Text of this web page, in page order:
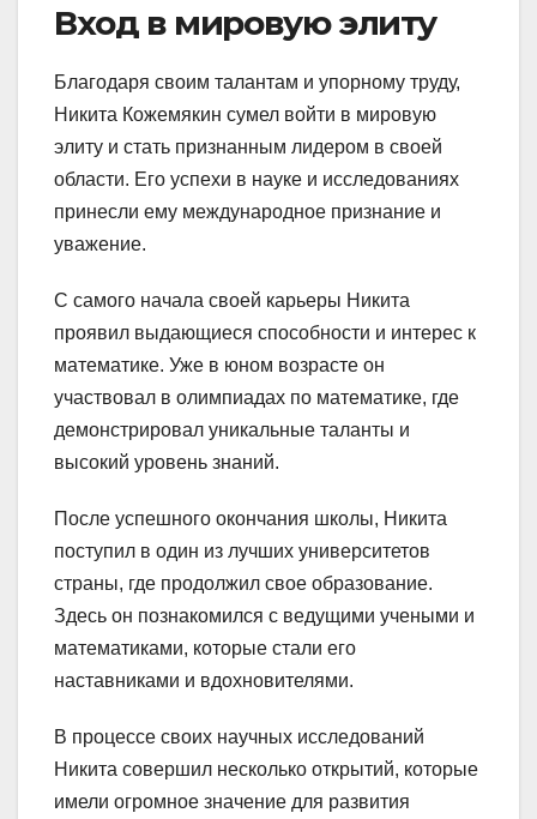
Вход в мировую элиту
Благодаря своим талантам и упорному труду,
Никита Кожемякин сумел войти в мировую
элиту и стать признанным лидером в своей
области. Его успехи в науке и исследованиях
принесли ему международное признание и
уважение.
С самого начала своей карьеры Никита
проявил выдающиеся способности и интерес к
математике. Уже в юном возрасте он
участвовал в олимпиадах по математике, где
демонстрировал уникальные таланты и
высокий уровень знаний.
После успешного окончания школы, Никита
поступил в один из лучших университетов
страны, где продолжил свое образование.
Здесь он познакомился с ведущими учеными и
математиками, которые стали его
наставниками и вдохновителями.
В процессе своих научных исследований
Никита совершил несколько открытий, которые
имели огромное значение для развития